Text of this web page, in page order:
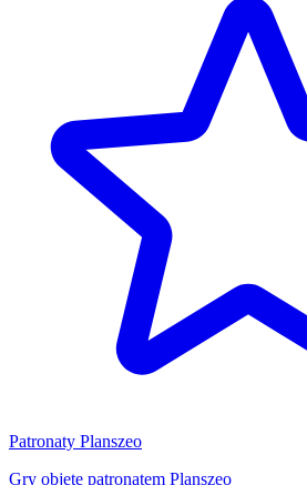
Patronaty Planszeo
Gry objęte patronatem Planszeo